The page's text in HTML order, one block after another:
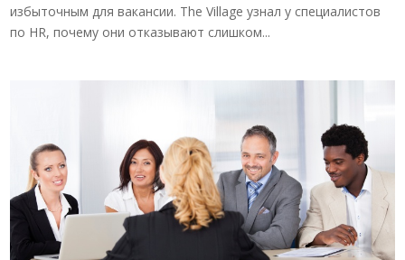
избыточным для вакансии. The Village узнал у специалистов
по HR, почему они отказывают слишком...